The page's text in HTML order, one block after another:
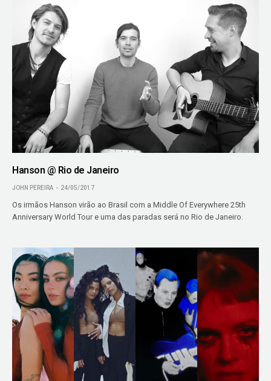
Hanson @ Rio de Janeiro
JOHN PEREIRA 24/05/2017
Os irmãos Hanson virão ao Brasil com a Middle Of Everywhere 25th
Anniversary World Tour e uma das paradas será no Rio de Janeiro.